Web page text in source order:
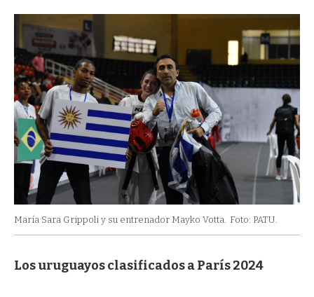
María Sara Grippoli y su entrenador Mayko Votta. Foto: PATU.
Los uruguayos clasificados a París 2024